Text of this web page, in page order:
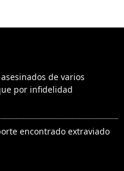
de varios
por infidelidad
encontrado extraviado